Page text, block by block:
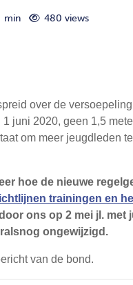
min 480 views
over de versoepeling
juni 2020, geen 1,5
om meer jeugdleden
hoe de nieuwe
trainingen en
ons op 2 mei jl. met
ongewijzigd.
van de bond.